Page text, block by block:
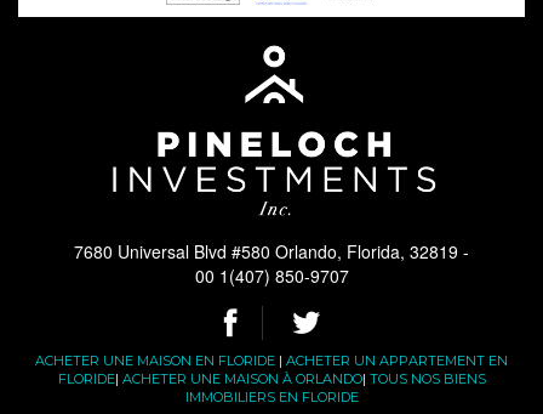
7680 Universal Blvd #580 Orlando, Florida, 32819 -
00 1(407) 850-9707
ACHETER UNE MAISON EN FLORIDE | ACHETER UN APPARTEMENT EN
FLORIDE| ACHETER UNE MAISON À ORLANDO| TOUS NOS BIENS
IMMOBILIERS EN FLORIDE